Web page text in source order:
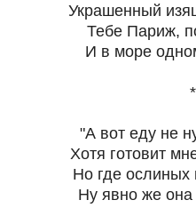
Украшенный
Тебе Париж,
И в море
"А вот еду не
Хотя готовит
Но где ослиных
Ну явно же она